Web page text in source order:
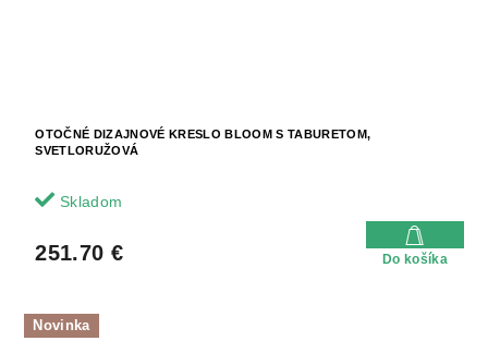
OTOČNÉ DIZAJNOVÉ KRESLO BLOOM S TABURETOM,
SVETLORUŽOVÁ
Skladom
251.70 € Do košíka
Novinka